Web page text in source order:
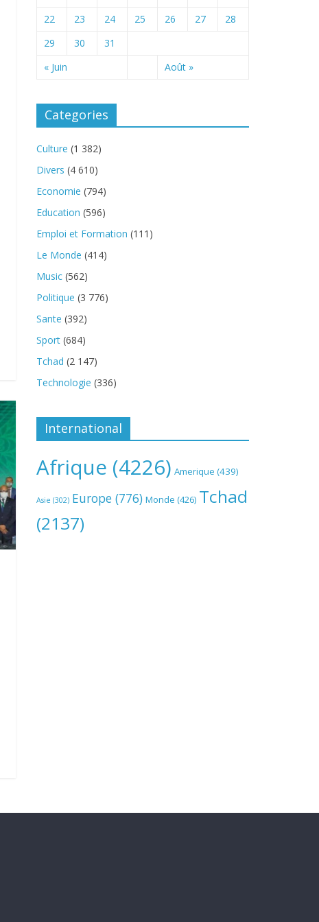
« Juin Août »
22
23 24 25 26 27
28
29
30 31
Categories
Culture (1 382)
Divers (4 610)
Economie (794)
Education (596)
Emploi et Formation (111)
Le Monde (414)
Music (562)
Politique (3 776)
Sante (392)
Sport (684)
Tchad (2 147)
Technologie (336)
International
Afrique (4226) Amerique (439)
Asie (302) Europe (776) Monde (426) Tchad
(2137)